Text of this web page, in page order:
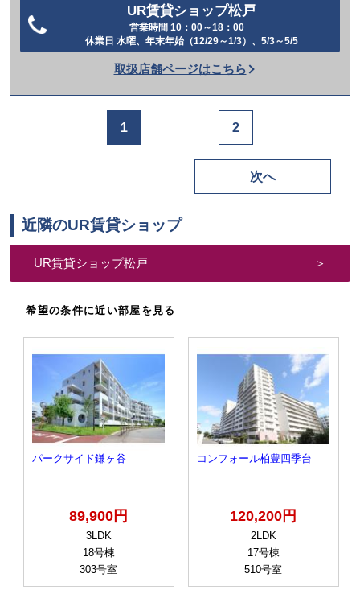
UR賃貸ショップ松戸
営業時間 10：00～18：00
休業日 水曜、年末年始（12/29～1/3）、5/3～5/5
話
か
取扱店舗ページはこちら
1 2
次へ
近隣のUR賃貸ショップ
UR賃貸ショップ松戸
希望の条件に近い部屋を見る
パークサイド鎌ヶ谷
89,900円
3LDK
18号棟
303号室
コンフォール柏豊四季台
120,200円
2LDK
17号棟
510号室